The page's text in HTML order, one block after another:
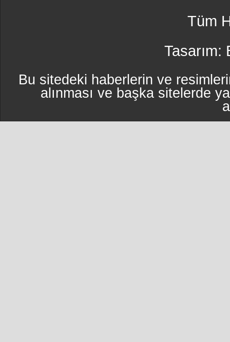
Tüm
Tasarım:
Bu sitedeki haberlerin ve
alınması ve başka sitelerde